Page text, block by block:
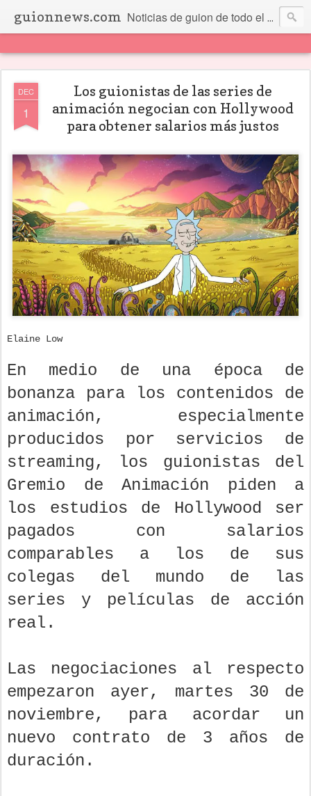
guionnews.com Noticias de guion de todo el mundo... Y más.
DEC
1
Los guionistas de las series de
animación negocian con Hollywood
para obtener salarios más justos
Elaine Low
En medio de una época de
bonanza para los contenidos de
animación, especialmente
producidos por servicios de
streaming, los guionistas del
Gremio de Animación piden a
los estudios de Hollywood ser
pagados con salarios
comparables a los de sus
colegas del mundo de las
series y películas de acción
real.
Las negociaciones al respecto
empezaron ayer, martes 30 de
noviembre, para acordar un
nuevo contrato de 3 años de
duración.